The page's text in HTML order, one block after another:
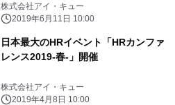
株式会社アイ・キュー
2019年6月11日 10:00
日本最大のHRイベント「HRカンファ
レンス2019-春-」開催
株式会社アイ・キュー
2019年4月8日 10:00